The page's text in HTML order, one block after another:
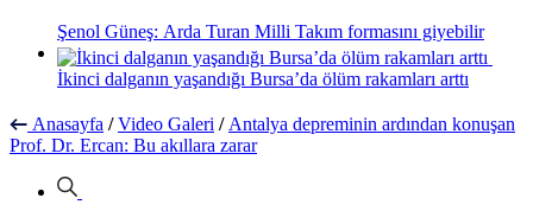
Şenol Güneş: Arda Turan Milli Takım formasını giyebilir
İkinci dalganın yaşandığı Bursa’da ölüm rakamları arttı
Anasayfa / Video Galeri / Antalya depreminin ardından konuşan
Prof. Dr. Ercan: Bu akıllara zarar